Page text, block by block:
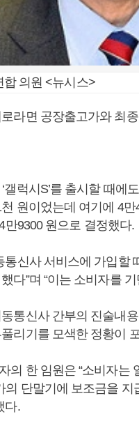
의원 <뉴시스>
라면 공장출고가와 최
갤럭시S’를 출시할 때에
원이었는데 여기에 4
만9300 원으로 결정했다.
통신사 서비스에 가입할
다”며 “이는 소비자를
통신사 간부의 진술내
리기를 모색한 정황이
의 한 임원은 “소비자는
의 단말기에 보조금을
다.